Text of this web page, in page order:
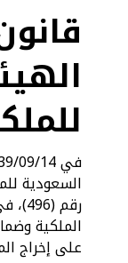
السعودية
الملكية
على إخراج